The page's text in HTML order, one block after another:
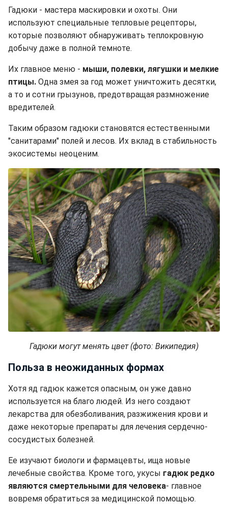
Гадюки - мастера маскировки и охоты. Они
используют специальные тепловые рецепторы,
которые позволяют обнаруживать теплокровную
добычу даже в полной темноте.
Их главное меню - мыши, полевки, лягушки и мелкие
птицы. Одна змея за год может уничтожить десятки,
а то и сотни грызунов, предотвращая размножение
вредителей.
Таким образом гадюки становятся естественными
"санитарами" полей и лесов. Их вклад в стабильность
экосистемы неоценим.
Гадюки могут менять цвет (фото: Википедия)
Польза в неожиданных формах
Хотя яд гадюк кажется опасным, он уже давно
используется на благо людей. Из него создают
лекарства для обезболивания, разжижения крови и
даже некоторые препараты для лечения сердечно-
сосудистых болезней.
Ее изучают биологи и фармацевты, ища новые
лечебные свойства. Кроме того, укусы гадюк редко
являются смертельными для человека- главное
вовремя обратиться за медицинской помощью.